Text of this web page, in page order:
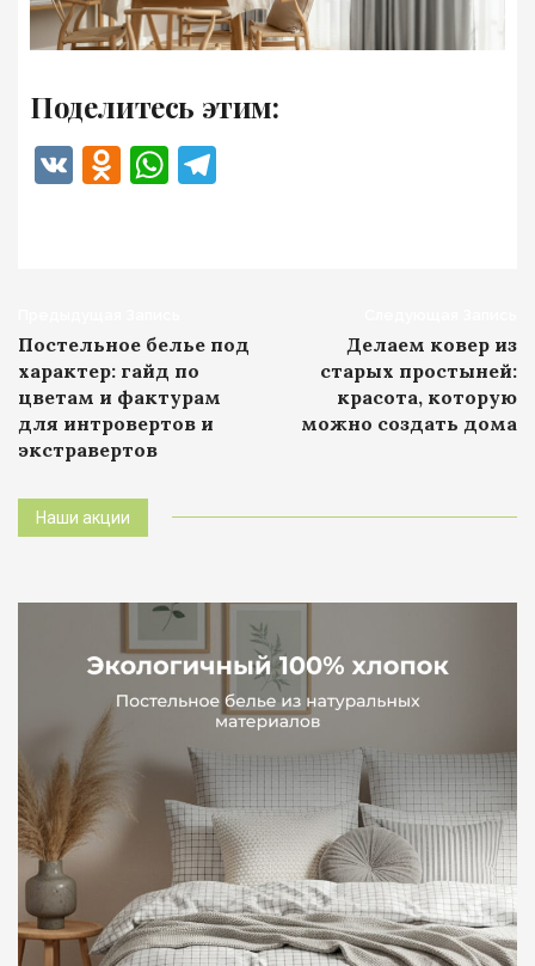
Поделитесь этим:
VK Odnoklassniki
WhatsApp
Навигация
записи
Постельное белье под
характер: гайд по
цветам и фактурам
для интровертов и
экстравертов
Делаем ковер из
старых простыней:
красота, которую
можно создать дома
Наши акции